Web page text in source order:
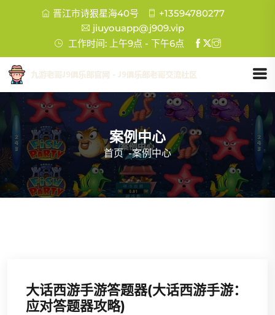
晋江市诗狠星海40号
+13594780277
jiuyouapp@j909.vip
工作时间: 上午9点 - 下午6点
案例中心
首页 -案例中心
大话西游手游答题器(大话西游手游：
应对答题器攻略)